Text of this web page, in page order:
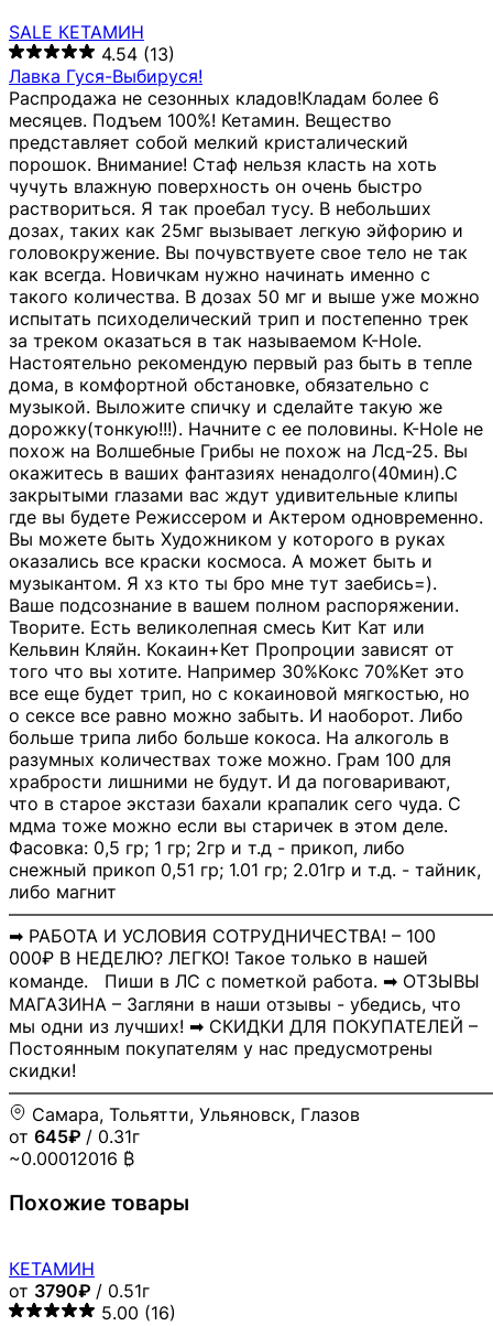
SALE КЕТАМИН
4.54 (13)
Лавка Гуся-Выбируся!
Распродажа не сезонных кладов!Кладам более 6
месяцев. Подъем 100%! Кетамин. Вещество
представляет собой мелкий кристалический
порошок. Внимание! Стаф нельзя класть на хоть
чучуть влажную поверхность он очень быстро
раствориться. Я так проебал тусу. В небольших
дозах, таких как 25мг вызывает легкую эйфорию и
головокружение. Вы почувствуете свое тело не так
как всегда. Новичкам нужно начинать именно с
такого количества. В дозах 50 мг и выше уже можно
испытать психоделический трип и постепенно трек
за треком оказаться в так называемом К-Hole.
Настоятельно рекомендую первый раз быть в тепле
дома, в комфортной обстановке, обязательно с
музыкой. Выложите спичку и сделайте такую же
дорожку(тонкую!!!). Начните с ее половины. K-Hole не
похож на Волшебные Грибы не похож на Лсд-25. Вы
окажитесь в ваших фантазиях ненадолго(40мин).С
закрытыми глазами вас ждут удивительные клипы
где вы будете Режиссером и Актером одновременно.
Вы можете быть Художником у которого в руках
оказались все краски космоса. А может быть и
музыкантом. Я хз кто ты бро мне тут заебись=).
Ваше подсознание в вашем полном распоряжении.
Творите. Есть великолепная смесь Кит Кат или
Кельвин Кляйн. Кокаин+Кет Пропроции зависят от
того что вы хотите. Например 30%Кокс 70%Кет это
все еще будет трип, но с кокаиновой мягкостью, но
о сексе все равно можно забыть. И наоборот. Либо
больше трипа либо больше кокоса. На алкоголь в
разумных количествах тоже можно. Грам 100 для
храбрости лишними не будут. И да поговаривают,
что в старое экстази бахали крапалик сего чуда. С
мдма тоже можно если вы старичек в этом деле.
Фасовка: 0,5 гр; 1 гр; 2гр и т.д - прикоп, либо
снежный прикоп 0,51 гр; 1.01 гр; 2.01гр и т.д. - тайник,
либо магнит
➡ РАБОТА И УСЛОВИЯ СОТРУДНИЧЕСТВА! – 100
000₽ В НЕДЕЛЮ? ЛЕГКО! Такое только в нашей
команде. Пиши в ЛС с пометкой работа. ➡ ОТЗЫВЫ
МАГАЗИНА – Загляни в наши отзывы - убедись, что
мы одни из лучших! ➡ СКИДКИ ДЛЯ ПОКУПАТЕЛЕЙ –
Постоянным покупателям у нас предусмотрены
скидки!
Самара, Тольятти, Ульяновск, Глазов
от 645₽ / 0.31г
~0.00012016 ₿
Похожие товары
КЕТАМИН
от 3790₽ / 0.51г
5.00 (16)